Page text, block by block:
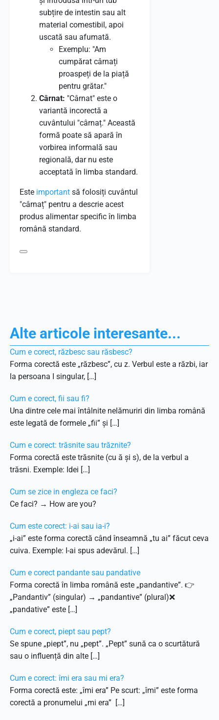
subțire de intestin sau alt
material comestibil, apoi
uscată sau afumată.
Exemplu: "Am
cumpărat cârnați
proaspeți de la piață
pentru grătar."
Cârnat: "Cârnat" este o
variantă incorectă a
cuvântului "cârnaț." Această
formă poate să apară în
vorbirea informală sau
regională, dar nu este
acceptată în limba standard.
Este important să folosiți cuvântul
"cârnaț" pentru a descrie acest
produs alimentar specific în limba
română standard.
Alte articole interesante...
Cum e corect, răzbesc sau răsbesc?
Forma corectă este „răzbesc”, cu z. Verbul este a răzbi, iar
la persoana I singular, […]
Cum e corect, fii sau fi?
Una dintre cele mai întâlnite nelămuriri din limba română
este legată de formele „fii” și […]
Cum e corect: trăsnite sau trăznite?
Forma corectă este trăsnite (cu ă și s), de la verbul a
trăsni. Exemple: Idei […]
Cum se zice in engleza ce faci?
Ce faci? → How are you?
Cum este corect: i-ai sau ia-i?
„i-ai” este forma corectă când înseamnă „tu ai” făcut ceva
cuiva. Exemple: I-ai spus adevărul. […]
Cum e corect pandante sau pandative
Forma corectă în limba română este „pandantive”. 👉
„Pandantiv” (singular) → „pandantive” (plural)❌
„pandative” este […]
Cum e corect, piept sau pept?
Se spune „piept”, nu „pept”. „Pept” sună ca o scurtătură
sau o influență din alte […]
Cum e corect: îmi era sau mi era?
Forma corectă este: „îmi era” Pe scurt: „îmi” este forma
corectă a pronumelui „mi era” […]